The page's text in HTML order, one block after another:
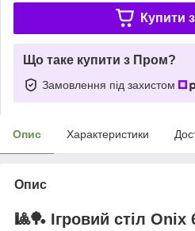
Купити з
Що таке купити з Пром?
Замовлення під захистом
Опис Характеристики
Опис
🎱🏓 Ігровий стіл Onix